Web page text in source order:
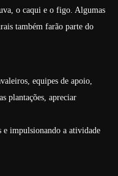
o caqui e o figo. Algumas
também farão parte do
equipes de apoio,
plantações, apreciar
e impulsionando a atividade